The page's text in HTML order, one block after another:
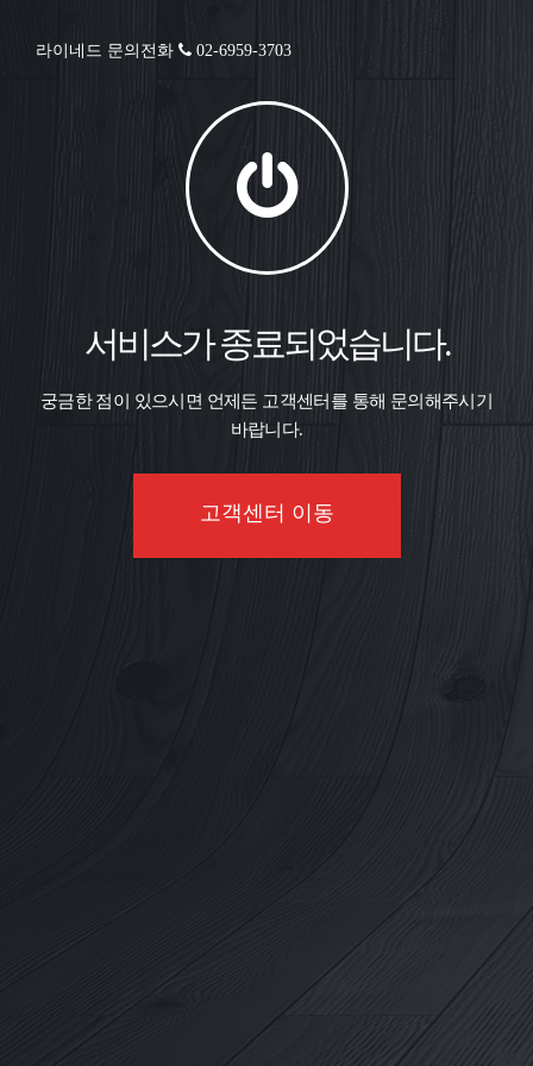
라이네드 문의전화 02-6959-3703
서비스가 종료되었습니다.
궁금한 점이 있으시면 언제든 고객센터를 통해 문의해주시기
바랍니다.
고객센터 이동